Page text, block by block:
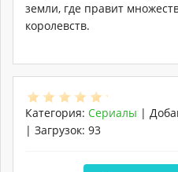
земли, где правит
королевств.
Категория: Сериалы |
| Загрузок: 93